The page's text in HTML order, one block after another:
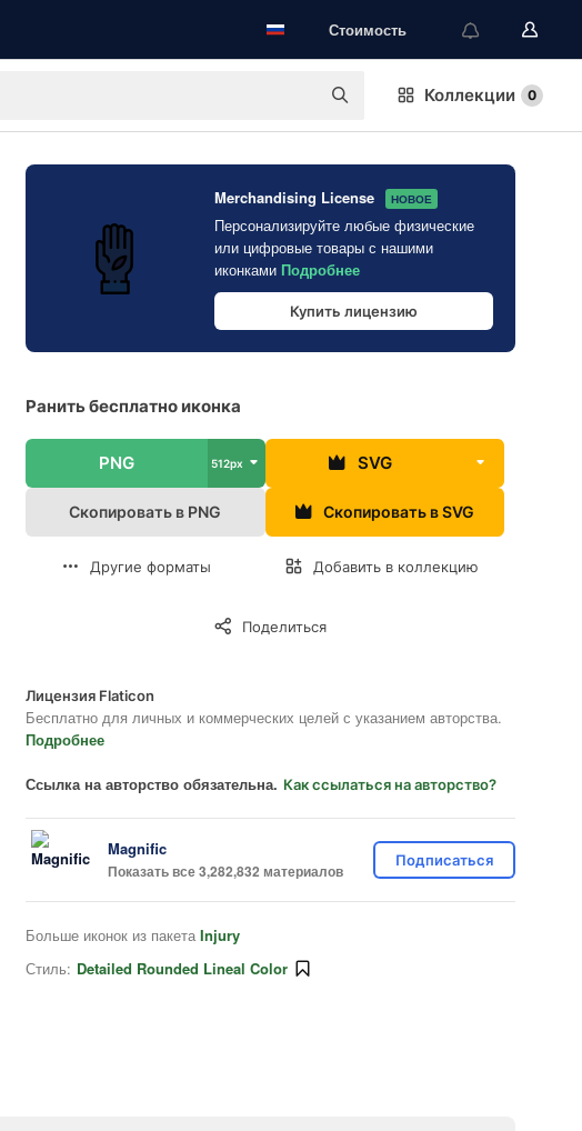
Стоимость
Коллекции 0
Merchandising License НОВОЕ
Персонализируйте любые физические
или цифровые товары с нашими
иконками Подробнее
Купить лицензию
Ранить бесплатно иконка
PNG 512px SVG
Скопировать в PNG Скопировать в SVG
Другие форматы Добавить в коллекцию
Поделиться
Лицензия Flaticon
Бесплатно для личных и коммерческих целей с указанием авторства.
Подробнее
Ссылка на авторство обязательна. Как ссылаться на авторство?
Magnific
Показать все 3,282,832 материалов
Подписаться
Больше иконок из пакета Injury
Стиль: Detailed Rounded Lineal Color